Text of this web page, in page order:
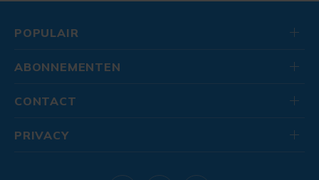
POPULAIR
ABONNEMENTEN
CONTACT
PRIVACY